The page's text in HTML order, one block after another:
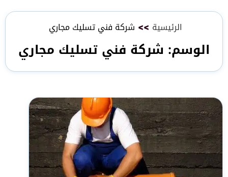
الرئيسية >> شركة فني تسليك مجاري
الوسم: شركة فني تسليك مجاري